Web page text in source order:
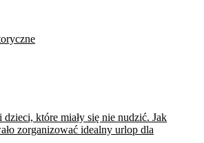
które miały się nie nudzić. Jak
zorganizować idealny urlop dla